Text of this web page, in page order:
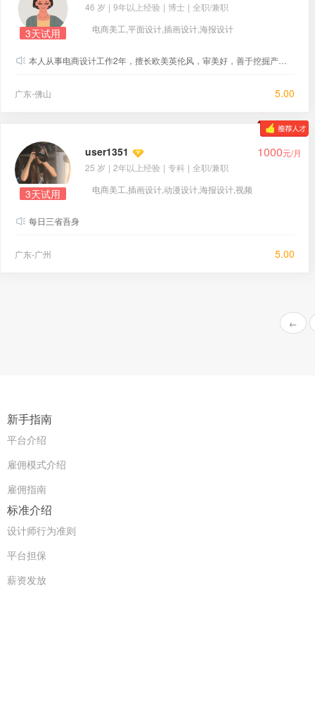
3天试用
46 岁 | 9年以上经验 | 博士 | 全职/兼职
电商美工,平面设计,插画设计,海报设计
本人从事电商设计工作2年，擅长欧美英伦风，审美好，善于挖掘产品卖点，有丰富详情页经验，勤于学习能不断提高自身的能力与综合素质，以及项目管理等众多实战经验，精通网店装修，爆款打造，能够站在运营的角度进行设计。
广东-佛山 5.00
3天试用
user1351 1000元/月
25 岁 | 2年以上经验 | 专科 | 全职/兼职
电商美工,插画设计,动漫设计,海报设计,视频
每日三省吾身
广东-广州 5.00
←
新手指南
平台介绍
雇佣模式介绍
雇佣指南
标准介绍
设计师行为准则
平台担保
薪资发放